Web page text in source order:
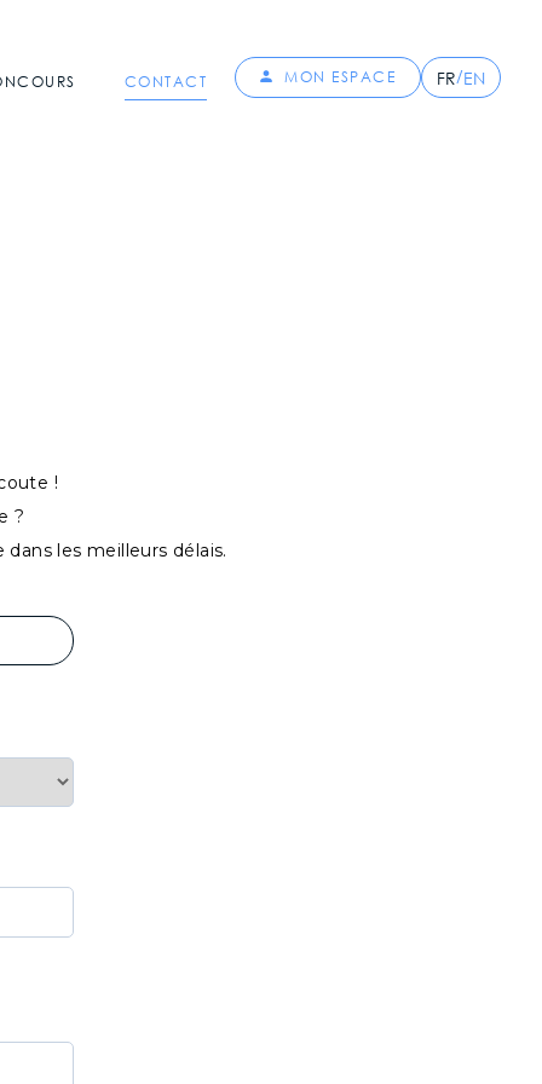
CONTACT MON ESPACE FR/EN
!
?
les meilleurs délais.